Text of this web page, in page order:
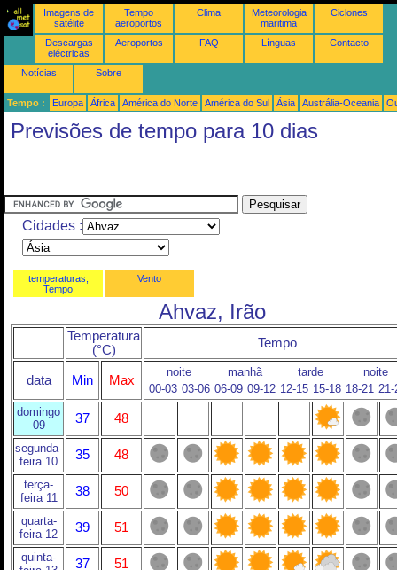
Imagens de
satélite
Tempo
aeroportos
Clima
Meteorologia
maritima
Ciclones
Descargas
eléctricas
Aeroportos FAQ Línguas Contacto
Notícias Sobre
Tempo : Europa África América do Norte América do Sul Ásia Austrália-Oceania
Previsões de tempo para 10 dias
Cidades :
temperaturas,
Tempo
Vento
Ahvaz, Irão
Temperatura
(°C)
Tempo
data Min Max
noite manhã tarde
noite
00-03 03-06 06-09 09-12 12-15 15-18 18-21 21-
domingo
09
37 48
segunda-
feira 10
35 48
terça-
feira 11
38 50
quarta-
feira 12
39 51
quinta-
37 51